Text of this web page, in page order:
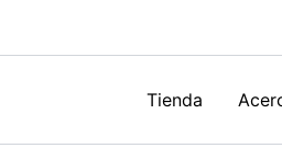
Tienda
para